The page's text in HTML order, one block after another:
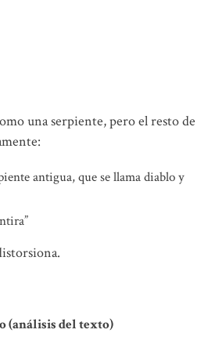
una serpiente, pero el resto de
antigua, que se llama diablo y
(análisis del texto)